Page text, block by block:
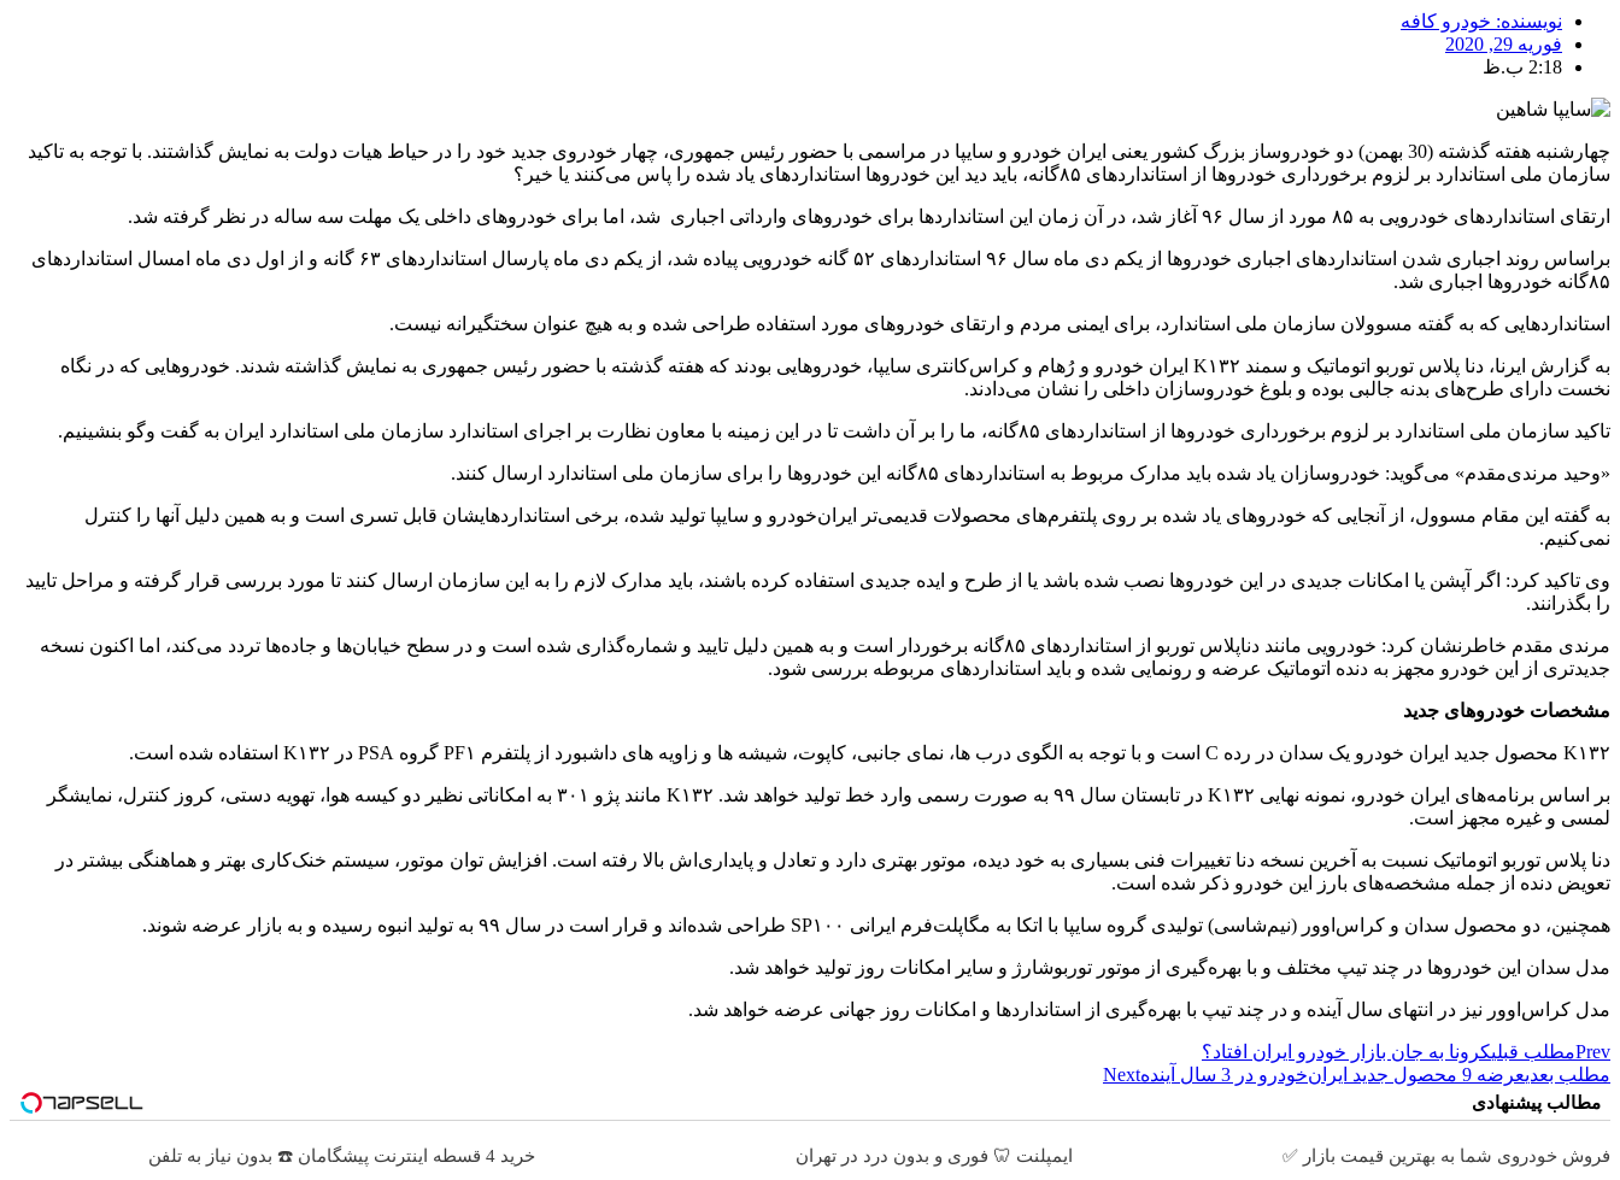
نویسنده: خودرو کافه
فوریه 29, 2020
2:18 ب.ظ
چهارشنبه هفته گذشته (30 بهمن) دو خودروساز بزرگ کشور یعنی ایران خودرو و سایپا در مراسمی با حضور رئیس جمهوری، چهار خودروی جدید خود را در حیاط هیات دولت به نمایش گذاشتند. با توجه به تاکید
سازمان ملی استاندارد بر لزوم برخورداری خودروها از استانداردهای ۸۵گانه، باید دید این خودروها استانداردهای یاد شده را پاس می‌کنند یا خیر؟
ارتقای استانداردهای خودرویی به ۸۵ مورد از سال ۹۶ آغاز شد، در آن زمان این استانداردها برای خودروهای وارداتی اجباری شد، اما برای خودروهای داخلی یک مهلت سه ساله در نظر گرفته شد.
براساس روند اجباری شدن استانداردهای اجباری خودروها از یکم دی ماه سال ۹۶ استانداردهای ۵۲ گانه خودرویی پیاده شد، از یکم دی ماه پارسال استانداردهای ۶۳ گانه و از اول دی ماه امسال استانداردهای
۸۵‌گانه خودروها اجباری شد.
استانداردهایی که به گفته مسوولان سازمان ملی استاندارد، برای ایمنی مردم و ارتقای خودروهای مورد استفاده طراحی شده و به هیچ عنوان سختگیرانه نیست.
به گزارش ایرنا، دنا پلاس توربو اتوماتیک و سمند K۱۳۲ ایران خودرو و رُهام و کراس‌کانتری سایپا، خودروهایی بودند که هفته گذشته با حضور رئیس جمهوری به نمایش گذاشته شدند. خودروهایی که در نگاه
نخست دارای طرح‌های بدنه جالبی بوده و بلوغ خودروسازان داخلی را نشان می‌دادند.
تاکید سازمان ملی استاندارد بر لزوم برخورداری خودروها از استانداردهای ۸۵گانه، ما را بر آن داشت تا در این زمینه با معاون نظارت بر اجرای استاندارد سازمان ملی استاندارد ایران به گفت وگو بنشینیم.
«وحید مرندی‌مقدم» می‌گوید: خودروسازان یاد شده باید مدارک مربوط به استانداردهای ۸۵‌گانه این خودروها را برای سازمان ملی استاندارد ارسال کنند.
به گفته این مقام مسوول، از آنجایی که خودروهای یاد شده بر روی پلتفرم‌های محصولات قدیمی‌تر ایران‌خودرو و سایپا تولید شده، برخی استانداردهایشان قابل تسری است و به همین دلیل آنها را کنترل
نمی‌کنیم.
وی تاکید کرد: ‌اگر آپشن یا امکانات جدیدی در این خودروها نصب شده باشد یا از طرح و ایده جدیدی استفاده کرده باشند، باید مدارک لازم را به این سازمان ارسال کنند تا مورد بررسی قرار گرفته و مراحل تایید
را بگذرانند.
مرندی مقدم خاطرنشان کرد:‌ خودرویی مانند دناپلاس توربو از استانداردهای ۸۵‌گانه برخوردار است و به همین دلیل تایید و شماره‌گذاری شده است و در سطح خیابان‌ها و جاده‌ها تردد می‌کند، اما اکنون نسخه
جدیدتری از این خودرو مجهز به دنده اتوماتیک عرضه و رونمایی شده و باید استانداردهای مربوطه بررسی شود.
مشخصات خودروهای جدید
K۱۳۲ محصول جدید ایران خودرو یک سدان در رده C است و با توجه به الگوی درب ها، نمای جانبی، کاپوت، شیشه ها و زاویه های داشبورد از پلتفرم PF۱ گروه PSA در K۱۳۲ استفاده شده است.
بر اساس برنامه‌های ایران خودرو، نمونه نهایی K۱۳۲ در تابستان سال ۹۹ به صورت رسمی وارد خط تولید خواهد شد. K۱۳۲ مانند پژو ۳۰۱ به امکاناتی نظیر دو کیسه هوا، تهویه دستی، کروز کنترل، نمایشگر
لمسی و غیره مجهز است.
دنا پلاس توربو اتوماتیک نسبت به آخرین نسخه دنا تغییرات فنی بسیاری به خود دیده، موتور بهتری دارد و تعادل و پایداری‌اش بالا رفته است. افزایش توان موتور، سیستم خنک‌کاری بهتر و هماهنگی بیشتر در
تعویض دنده از جمله مشخصه‌های بارز این خودرو ذکر شده است.
همچنین، دو محصول سدان و کراس‌اوور (نیم‌شاسی) تولیدی گروه سایپا با اتکا به مگاپلت‌فرم ایرانی SP۱۰۰ طراحی شده‌اند و قرار است در سال‌ ۹۹ به تولید انبوه رسیده و به بازار عرضه شوند.
مدل سدان این خودروها در چند تیپ مختلف و با بهره‌گیری از موتور توربوشارژ و سایر امکانات روز تولید خواهد شد.
مدل کراس‌اوور نیز در انتهای سال آینده و در چند تیپ با بهره‌گیری از استانداردها و امکانات روز جهانی عرضه خواهد شد.
Prevمطلب قبلیکرونا به جان بازار خودرو ایران افتاد؟
مطلب بعدیعرضه 9 محصول جديد ايران‌خودرو در 3 سال آينده Next
مطالب پیشنهادی
فروش خودروی شما به بهترین قیمت بازار ✅ ایمپلنت 🦷 فوری و بدون درد در تهران خرید 4 قسطه اینترنت پیشگامان ☎️ بدون نیاز به تلفن